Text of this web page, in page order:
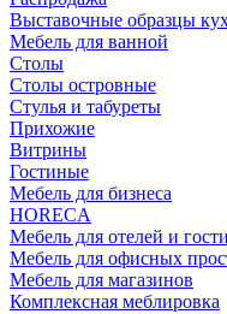
Выставочные образцы
Мебель для ванной
Столы
Столы островные
Стулья и табуреты
Прихожие
Витрины
Гостиные
Мебель для бизнеса
HORECA
Мебель для отелей и
Мебель для офисных
Мебель для магазинов
Комплексная меблировка